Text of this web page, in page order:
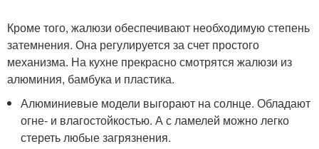
Кроме того, жалюзи обеспечивают необходимую степень
затемнения. Она регулируется за счет простого
механизма. На кухне прекрасно смотрятся жалюзи из
алюминия, бамбука и пластика.
Алюминиевые модели выгорают на солнце. Обладают
огне- и влагостойкостью. А с ламелей можно легко
стереть любые загрязнения.